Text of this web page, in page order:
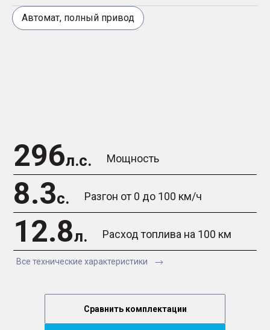
Автомат, полный привод
296л.с. Мощность
8.3с. Разгон от 0 до 100 км/ч
12.8л. Расход топлива на 100 км
Все технические характеристики
Сравнить комплектации